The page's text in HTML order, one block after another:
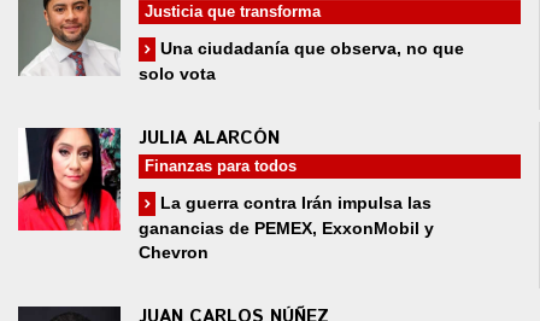
Justicia que transforma
Una ciudadanía que observa, no que
solo vota
JULIA ALARCÓN
Finanzas para todos
La guerra contra Irán impulsa las
ganancias de PEMEX, ExxonMobil y
Chevron